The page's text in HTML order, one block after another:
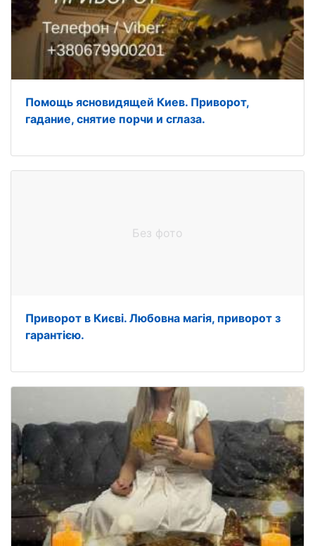
Помощь ясновидящей Киев. Приворот,
гадание, снятие порчи и сглаза.
Без фото
Приворот в Києві. Любовна магія, приворот з
гарантією.